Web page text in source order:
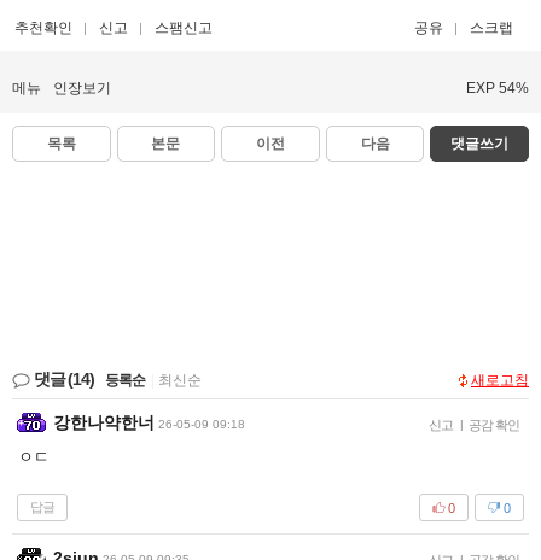
추천확인 신고 스팸신고 공유 스크랩
메뉴 인장보기 EXP 54%
목록 본문 이전 다음 댓글쓰기
댓글(14) 등록순 최신순 새로고침
강한나약한너 26-05-09 09:18 신고 | 공감 확인
ㅇㄷ
답글 0
0